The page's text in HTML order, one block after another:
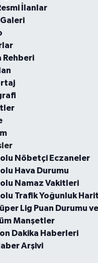
İlanlar
Rehberi
Nöbetçi Eczaneler
Hava Durumu
Namaz Vakitleri
Trafik Yoğunluk
Lig Puan Durumu
Manşetler
Dakika Haberleri
Arşivi